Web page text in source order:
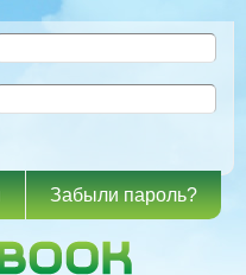
Забыли пароль?